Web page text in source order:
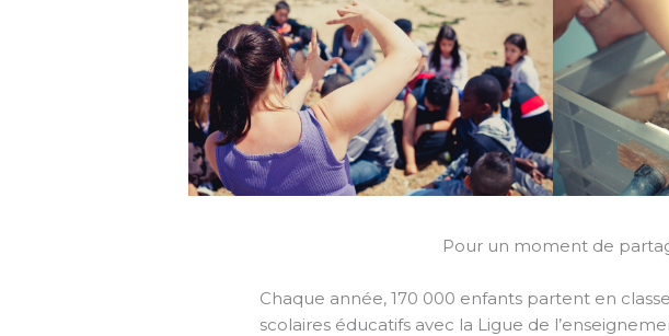
Pour un moment de
Chaque année, 170 000 enfants partent en
scolaires éducatifs avec la Ligue de